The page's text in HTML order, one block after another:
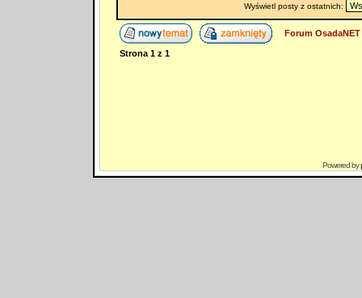
Wyświetl posty z ostatnich:
Forum
Strona 1z 1
Powered by